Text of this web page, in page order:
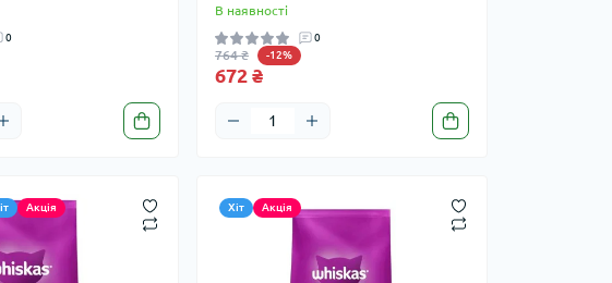
0
В наявності
0
764 ₴ -12%
672 ₴
Акція Хіт Акція